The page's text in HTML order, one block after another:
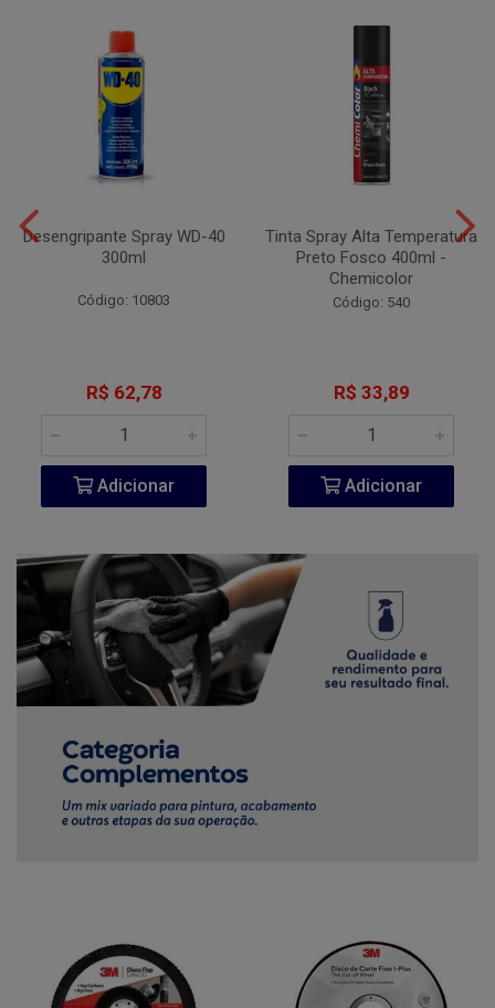
Desengripante Spray WD-40
300ml
Código: 10803
R$ 62,78
Adicionar
Tinta Spray Alta Temperatura
Preto Fosco 400ml -
Chemicolor
Código: 540
R$ 33,89
Adicionar